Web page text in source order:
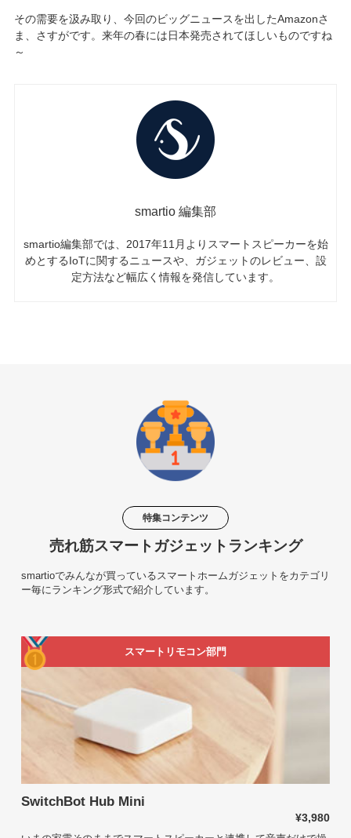
その需要を汲み取り、今回のビッグニュースを出したAmazonさ
ま、さすがです。来年の春には日本発売されてほしいものですね
～
smartio 編集部
smartio編集部では、2017年11月よりスマートスピーカーを始
めとするIoTに関するニュースや、ガジェットのレビュー、設
定方法など幅広く情報を発信しています。
特集コンテンツ
売れ筋スマートガジェットランキング
smartioでみんなが買っているスマートホームガジェットをカテゴリ
ー毎にランキング形式で紹介しています。
スマートリモコン部門
SwitchBot Hub Mini
¥3,980